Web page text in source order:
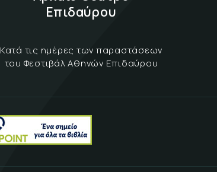
Επιδαύρου
Κατά τις ημέρες των παραστάσεων
του Φεστιβάλ Αθηνών Επιδαύρου